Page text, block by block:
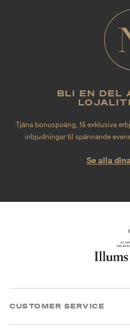
BLI EN DEL
Tjäna bonuspoäng, få exklusiva
inbjudningar til spännande
Se alla
CUSTOMER SERVICE